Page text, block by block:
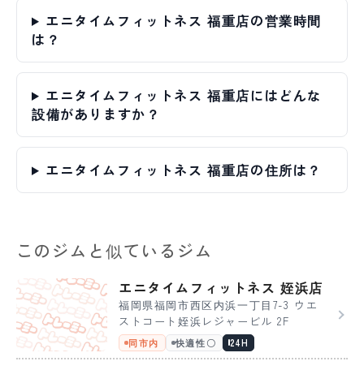
エニタイムフィットネス 福重店の営業時間
は？
エニタイムフィットネス 福重店にはどんな
設備がありますか？
エニタイムフィットネス 福重店の住所は？
このジムと似ているジム
エニタイムフィットネス 姪浜店
福岡県福岡市西区内浜一丁目7-3 ウエ
ストコート姪浜レジャービル 2F
同市内 快適性〇 24H